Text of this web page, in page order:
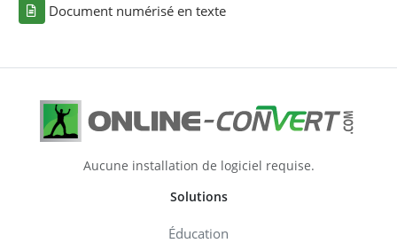
Document numérisé en texte
Aucune installation de logiciel requise.
Solutions
Éducation